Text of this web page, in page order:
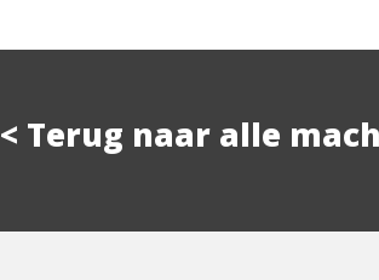
< Terug naar alle